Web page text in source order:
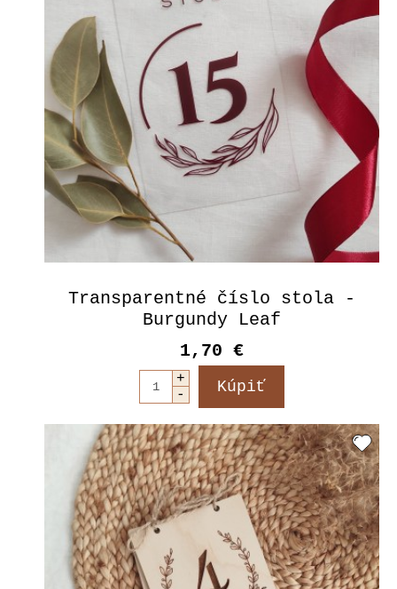
Transparentné číslo stola -
Burgundy Leaf
1,70 €